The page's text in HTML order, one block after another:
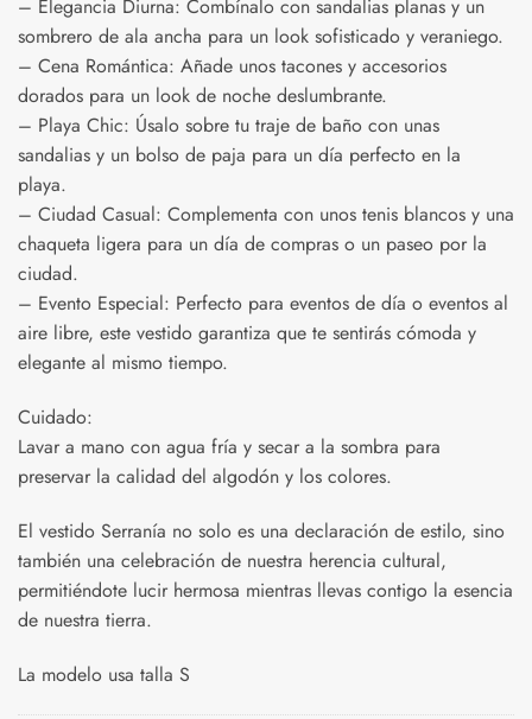
– Elegancia Diurna: Combínalo con sandalias planas y un
sombrero de ala ancha para un look sofisticado y veraniego.
– Cena Romántica: Añade unos tacones y accesorios
dorados para un look de noche deslumbrante.
– Playa Chic: Úsalo sobre tu traje de baño con unas
sandalias y un bolso de paja para un día perfecto en la
playa.
– Ciudad Casual: Complementa con unos tenis blancos y una
chaqueta ligera para un día de compras o un paseo por la
ciudad.
– Evento Especial: Perfecto para eventos de día o eventos al
aire libre, este vestido garantiza que te sentirás cómoda y
elegante al mismo tiempo.
Cuidado:
Lavar a mano con agua fría y secar a la sombra para
preservar la calidad del algodón y los colores.
El vestido Serranía no solo es una declaración de estilo, sino
también una celebración de nuestra herencia cultural,
permitiéndote lucir hermosa mientras llevas contigo la esencia
de nuestra tierra.
La modelo usa talla S